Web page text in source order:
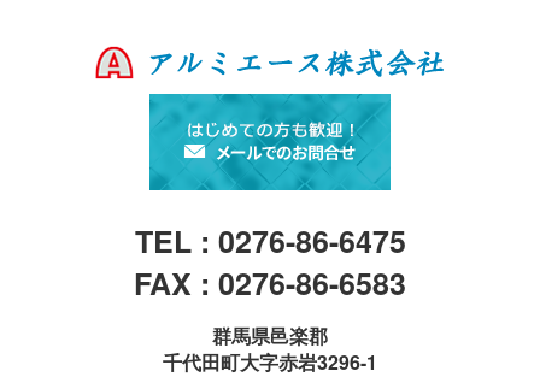
TEL : 0276-86-6475
FAX : 0276-86-6583
群馬県邑楽郡
千代田町大字赤岩3296-1